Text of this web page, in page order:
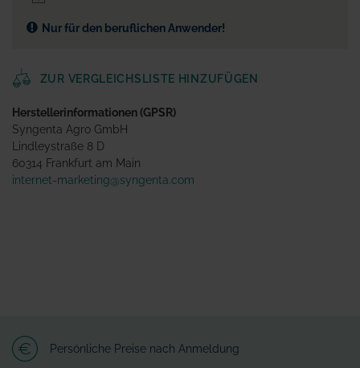
Nur für den beruflichen Anwender!
ZUR VERGLEICHSLISTE HINZUFÜGEN
Herstellerinformationen (GPSR)
Syngenta Agro GmbH
Lindleystraße 8 D
60314 Frankfurt am Main
internet-marketing@syngenta.com
Persönliche Preise nach Anmeldung